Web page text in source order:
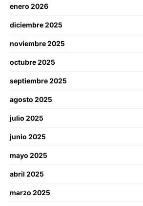
enero 2026
diciembre 2025
noviembre 2025
octubre 2025
septiembre 2025
agosto 2025
julio 2025
junio 2025
mayo 2025
abril 2025
marzo 2025